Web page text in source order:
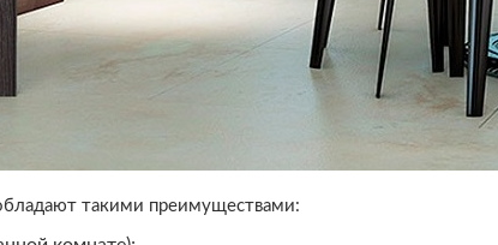
такими преимуществами: